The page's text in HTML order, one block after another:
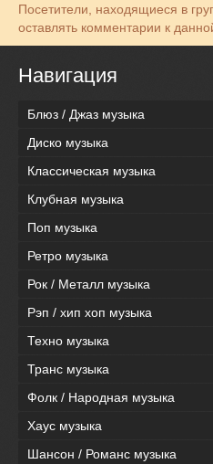
Посетители, находящиеся в
оставлять комментарии к
Навигация
Блюз / Джаз музыка
Диско музыка
Классическая музыка
Клубная музыка
Поп музыка
Ретро музыка
Рок / Металл музыка
Рэп / хип хоп музыка
Техно музыка
Транс музыка
Фолк / Народная музыка
Хаус музыка
Шансон / Романс музыка